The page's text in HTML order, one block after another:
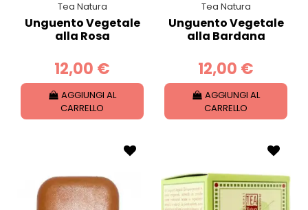
Tea Natura
Unguento Vegetale
alla Rosa
12,00 €
AGGIUNGI AL
CARRELLO
Tea Natura
Unguento Vegetale
alla Bardana
12,00 €
AGGIUNGI AL
CARRELLO